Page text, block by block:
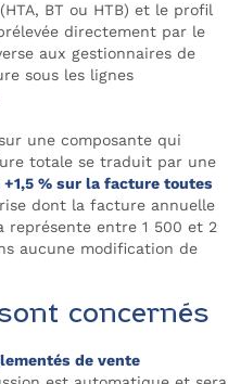
BT ou HTB) et le profil
directement par le
aux gestionnaires de
sous les lignes
une composante qui
totale se traduit par une
+1,5 % sur la facture toutes
dont la facture annuelle
représente entre 1 500 et 2
aucune modification de
concernés
de vente